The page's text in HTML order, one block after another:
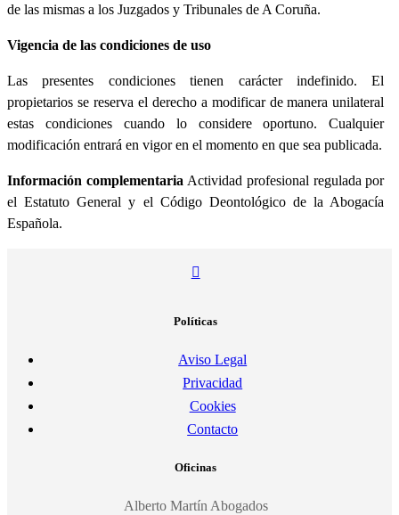
de las mismas a los Juzgados y Tribunales de A Coruña.
Vigencia de las condiciones de uso
Las presentes condiciones tienen carácter indefinido. El
propietarios se reserva el derecho a modificar de manera unilateral
estas condiciones cuando lo considere oportuno. Cualquier
modificación entrará en vigor en el momento en que sea publicada.
Información complementaria Actividad profesional regulada por
el Estatuto General y el Código Deontológico de la Abogacía
Española.
Políticas
Aviso Legal
Privacidad
Cookies
Contacto
Oficinas
Alberto Martín Abogados